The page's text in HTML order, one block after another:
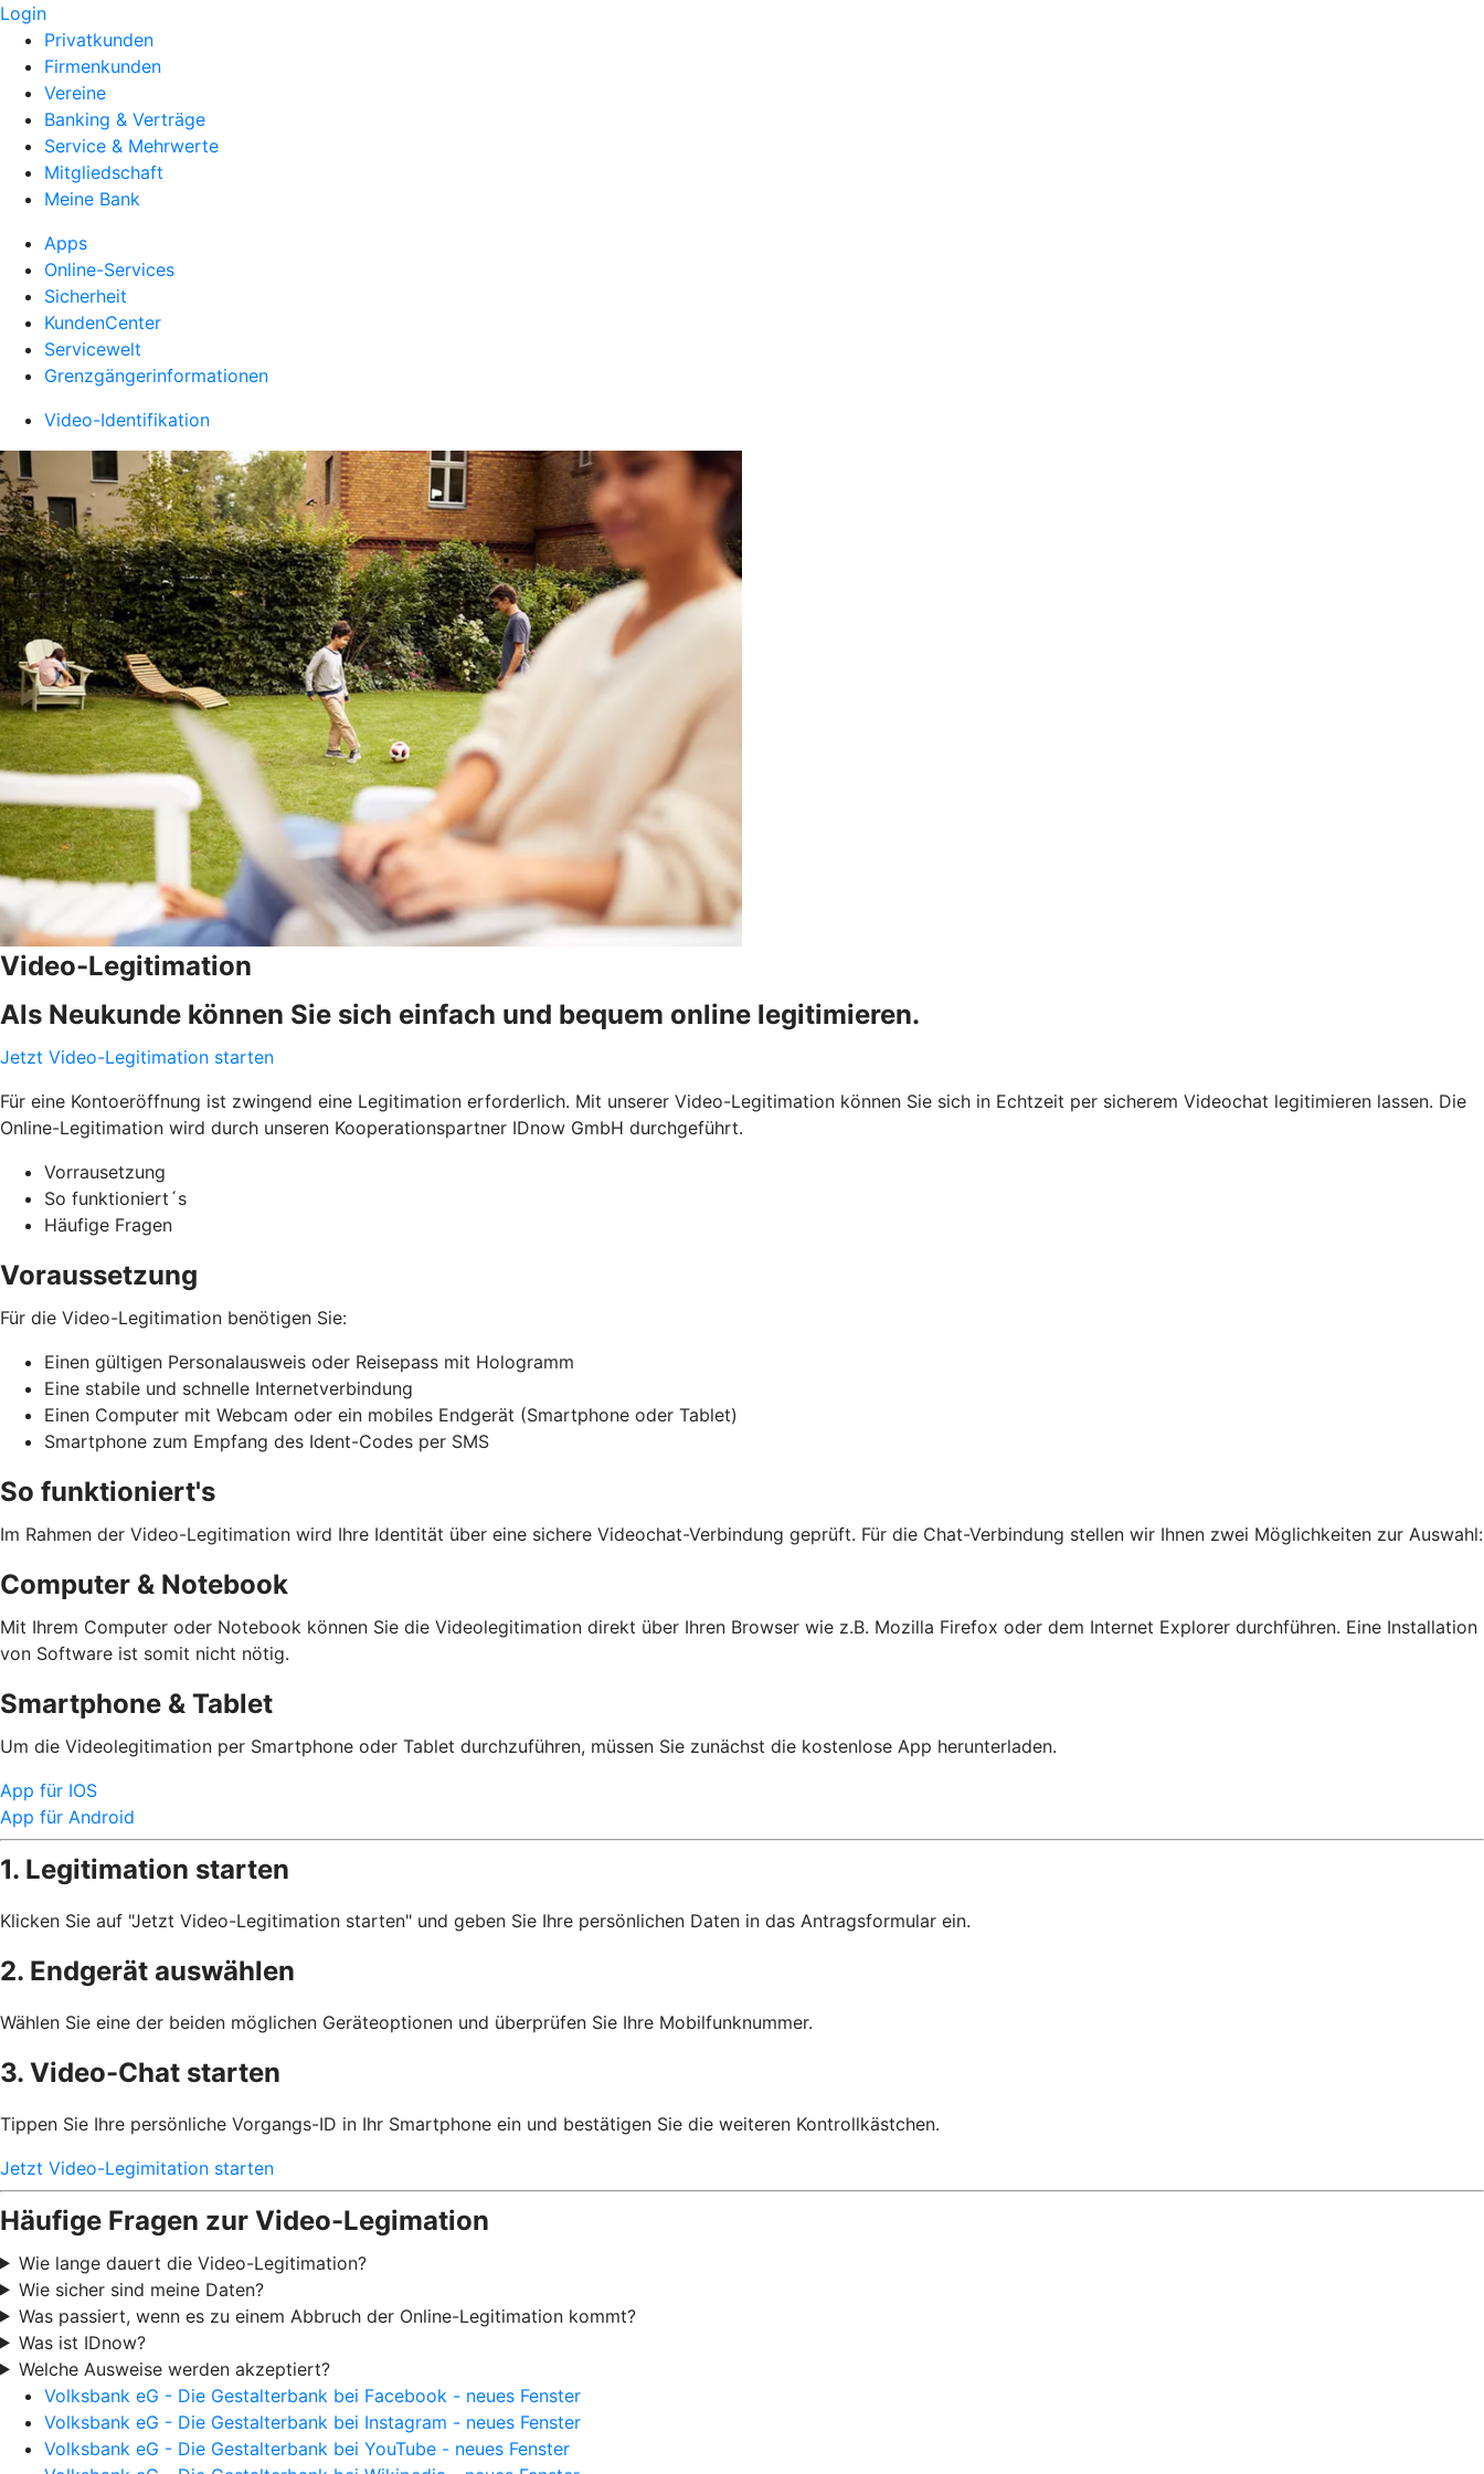
Login
Privatkunden
Firmenkunden
Vereine
Banking & Verträge
Service & Mehrwerte
Mitgliedschaft
Meine Bank
Apps
Online-Services
Sicherheit
KundenCenter
Servicewelt
Grenzgängerinformationen
Video-Identifikation
Video-Legitimation
Als Neukunde können Sie sich einfach und bequem online legitimieren.
Jetzt Video-Legitimation starten
Für eine Kontoeröffnung ist zwingend eine Legitimation erforderlich. Mit unserer Video-Legitimation können Sie sich in Echtzeit per sicherem Videochat legitimieren lassen. Die
Online-Legitimation wird durch unseren Kooperationspartner IDnow GmbH durchgeführt.
Vorrausetzung
So funktioniert´s
Häufige Fragen
Voraussetzung
Für die Video-Legitimation benötigen Sie:
Einen gültigen Personalausweis oder Reisepass mit Hologramm
Eine stabile und schnelle Internetverbindung
Einen Computer mit Webcam oder ein mobiles Endgerät (Smartphone oder Tablet)
Smartphone zum Empfang des Ident-Codes per SMS
So funktioniert's
Im Rahmen der Video-Legitimation wird Ihre Identität über eine sichere Videochat-Verbindung geprüft. Für die Chat-Verbindung stellen wir Ihnen zwei Möglichkeiten zur Auswahl:
Computer & Notebook
Mit Ihrem Computer oder Notebook können Sie die Videolegitimation direkt über Ihren Browser wie z.B. Mozilla Firefox oder dem Internet Explorer durchführen. Eine Installation
von Software ist somit nicht nötig.
Smartphone & Tablet
Um die Videolegitimation per Smartphone oder Tablet durchzuführen, müssen Sie zunächst die kostenlose App herunterladen.
App für IOS
App für Android
1. Legitimation starten
Klicken Sie auf "Jetzt Video-Legitimation starten" und geben Sie Ihre persönlichen Daten in das Antragsformular ein.
2. Endgerät auswählen
Wählen Sie eine der beiden möglichen Geräteoptionen und überprüfen Sie Ihre Mobilfunknummer.
3. Video-Chat starten
Tippen Sie Ihre persönliche Vorgangs-ID in Ihr Smartphone ein und bestätigen Sie die weiteren Kontrollkästchen.
Jetzt Video-Legimitation starten
Häufige Fragen zur Video-Legimation
Wie lange dauert die Video-Legitimation?
Wie sicher sind meine Daten?
Was passiert, wenn es zu einem Abbruch der Online-Legitimation kommt?
Was ist IDnow?
Welche Ausweise werden akzeptiert?
Volksbank eG - Die Gestalterbank bei Facebook - neues Fenster
Volksbank eG - Die Gestalterbank bei Instagram - neues Fenster
Volksbank eG - Die Gestalterbank bei YouTube - neues Fenster